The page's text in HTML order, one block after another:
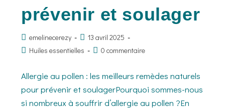
prévenir et soulager
emelinecerezy
13 avril 2025
Huiles essentielles
0 commentaire
Allergie au pollen : les meilleurs remèdes naturels
pour prévenir et soulagerPourquoi sommes-nous
si nombreux à souffrir d’allergie au pollen ?En